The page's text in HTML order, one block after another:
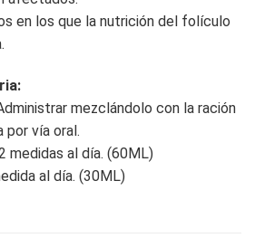
en los que la nutrición del folículo
mezclándolo con la ración
por vía oral.
medidas al día. (60ML)
al día. (30ML)